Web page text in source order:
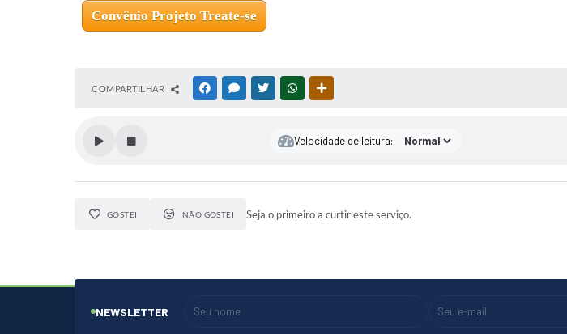
Convênio Projeto Treate-se
COMPARTILHAR FACEBOOKMESSENGER
TWITTERWHATSAPP
Velocidade de leitura:
GOSTEI NÃO GOSTEI Seja o primeiro a curtir este serviço.
NEWSLETTER